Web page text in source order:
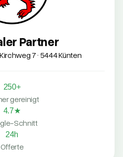
Partner
7 · 5444 Künten
250+
gereinigt
4.7★
Schnitt
24h
Offerte